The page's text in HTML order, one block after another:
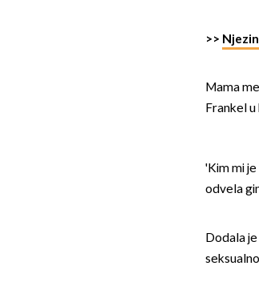
>>
Mama
Frankel
'Kim mi
odvela
Dodala